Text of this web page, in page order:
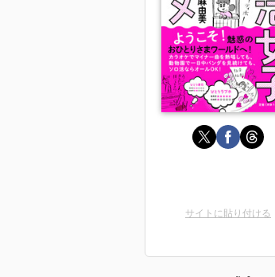
サイトに貼り付ける